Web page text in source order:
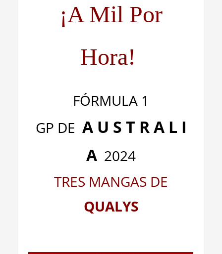
¡A Mil Por
Hora!
FÓRMULA 1
GP DE A U S T R A L I
A 2024
TRES MANGAS DE
QUALYS